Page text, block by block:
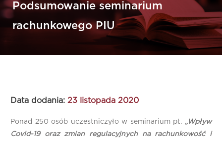
Podsumowanie seminarium
rachunkowego PIU
Data dodania: 23 listopada 2020
Ponad 250 osób uczestniczyło w seminarium pt. „Wpływ
Covid-19 oraz zmian regulacyjnych na rachunkowość i